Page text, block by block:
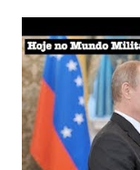
exemplares para
para a antologia
ano comemorei a
ainda este ano, já
E isso me
100 mil e, em